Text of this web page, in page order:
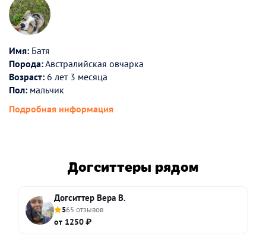
Имя: Батя
Порода:Австралийская овчарка
Возраст: 6 лет 3 месяца
Пол: мальчик
Подробная информация
Догситтеры рядом
Догситтер Вера В.
565 отзывов
от 1250 ₽